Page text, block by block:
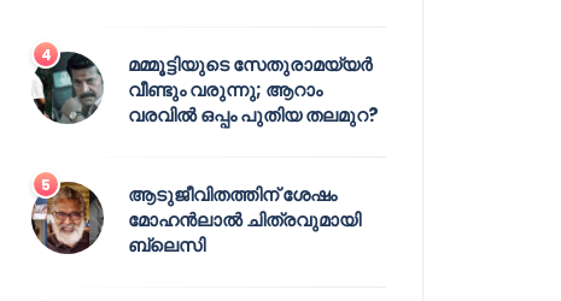
മമ്മൂട്ടിയുടെ സേതുരാമയ്യർ
വീണ്ടും വരുന്നു; ആറാം
വരവിൽ ഒപ്പം പുതിയ തലമുറ?
ആടുജീവിതത്തിന് ശേഷം
മോഹൻലാൽ ചിത്രവുമായി
ബ്ലെസി